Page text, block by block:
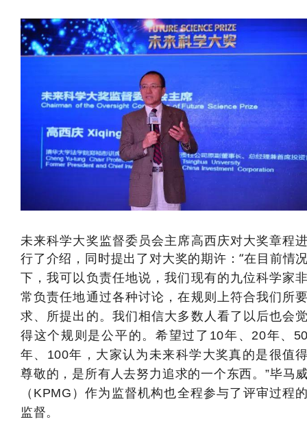
未来科学大奖监督委员会主席高西庆对大奖章程
行了介绍，同时提出了对大奖的期许：“在目前情
下，我可以负责任地说，我们现有的九位科学家
常负责任地通过各种讨论，在规则上符合我们所
求、所提出的。我们相信大多数人看了以后也会
得这个规则是公平的。希望过了10年、20年、
年、100年，大家认为未来科学大奖真的是很值
尊敬的，是所有人去努力追求的一个东西。”毕马
（KPMG）作为监督机构也全程参与了评审过程
监督。